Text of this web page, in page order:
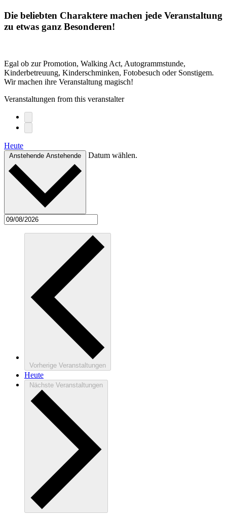
Die beliebten Charaktere machen jede Veranstaltung
zu etwas ganz Besonderen!
Egal ob zur Promotion, Walking Act, Autogrammstunde,
Kinderbetreuung, Kinderschminken, Fotobesuch oder Sonstigem.
Wir machen ihre Veranstaltung magisch!
Veranstaltungen from this veranstalter
Heute
Anstehende Anstehende Datum wählen.
Vorherige Veranstaltungen
Heute
Nächste Veranstaltungen